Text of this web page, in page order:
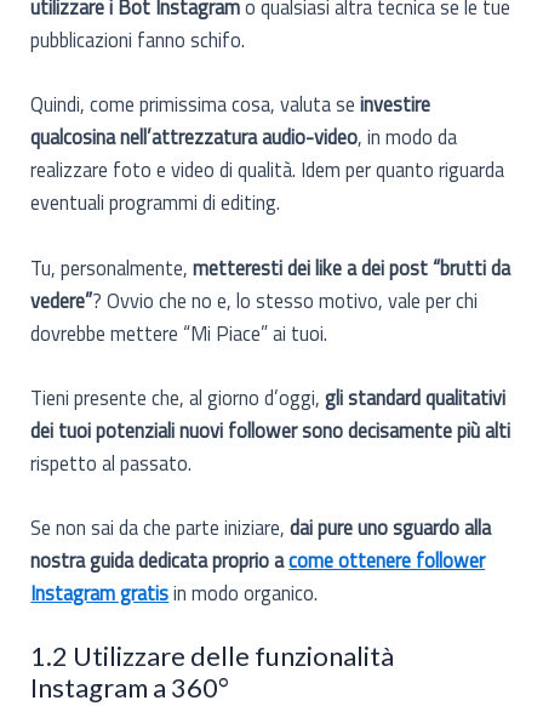
utilizzare i Bot Instagramo qualsiasi altra tecnica se le tue
pubblicazioni fanno schifo.
Quindi, come primissima cosa, valuta seinvestire
qualcosina nell’attrezzatura audio-video, in modo da
realizzare foto e video di qualità. Idem per quanto riguarda
eventuali programmi di editing.
Tu, personalmente,metteresti dei like a dei post “brutti da
vedere”? Ovvio che no e, lo stesso motivo, vale per chi
dovrebbe mettere “Mi Piace” ai tuoi.
Tieni presente che, al giorno d’oggi,gli standard qualitativi
dei tuoi potenziali nuovi follower sono decisamente più alti
rispetto al passato.
Se non sai da che parte iniziare, dai pure uno sguardo alla
nostra guida dedicata proprio acome ottenere follower
Instagram gratisin modo organico.
1.2 Utilizzare delle funzionalità
Instagram a 360°